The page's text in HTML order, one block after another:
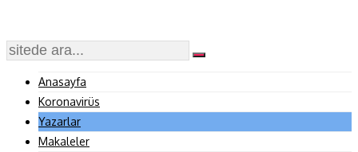
Anasayfa
Koronavirüs
Yazarlar
Makaleler